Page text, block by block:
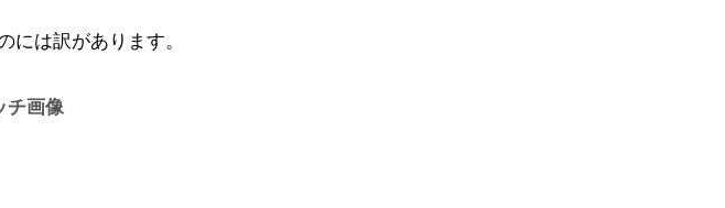
は訳があります。